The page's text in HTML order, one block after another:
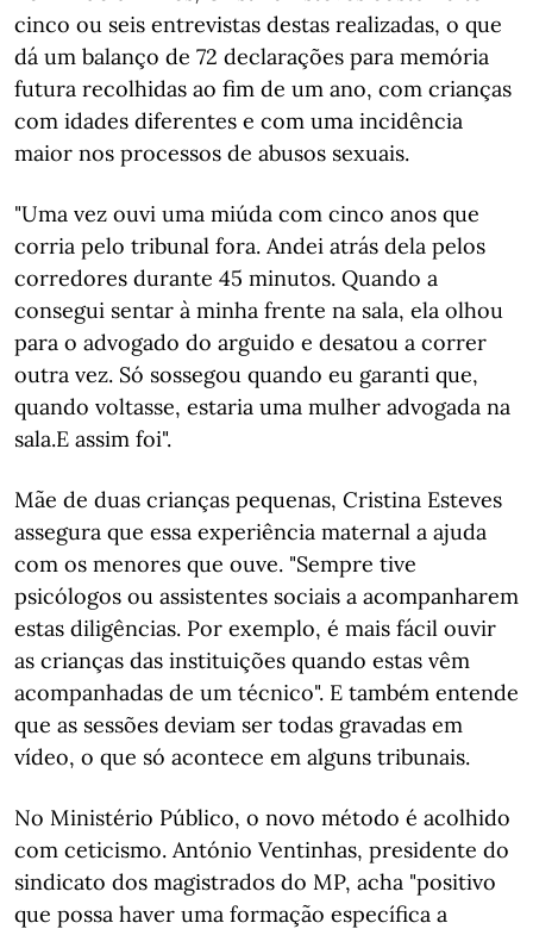
cinco ou seis entrevistas destas realizadas, o que
dá um balanço de 72 declarações para memória
futura recolhidas ao fim de um ano, com crianças
com idades diferentes e com uma incidência
maior nos processos de abusos sexuais.
"Uma vez ouvi uma miúda com cinco anos que
corria pelo tribunal fora. Andei atrás dela pelos
corredores durante 45 minutos. Quando a
consegui sentar à minha frente na sala, ela olhou
para o advogado do arguido e desatou a correr
outra vez. Só sossegou quando eu garanti que,
quando voltasse, estaria uma mulher advogada na
sala.E assim foi".
Mãe de duas crianças pequenas, Cristina Esteves
assegura que essa experiência maternal a ajuda
com os menores que ouve. "Sempre tive
psicólogos ou assistentes sociais a acompanharem
estas diligências. Por exemplo, é mais fácil ouvir
as crianças das instituições quando estas vêm
acompanhadas de um técnico". E também entende
que as sessões deviam ser todas gravadas em
vídeo, o que só acontece em alguns tribunais.
No Ministério Público, o novo método é acolhido
com ceticismo. António Ventinhas, presidente do
sindicato dos magistrados do MP, acha "positivo
que possa haver uma formação específica a